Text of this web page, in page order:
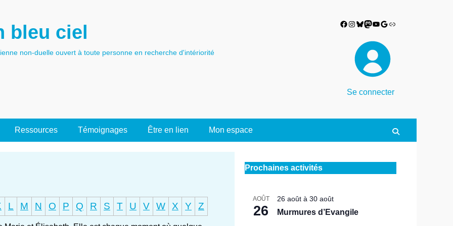
bleu ciel
non-duelle ouvert à toute personne en recherche d'intériorité
Facebook
Instagram
Bluesky
Mastodon
YouTube
Google
Lien
Se connecter
Ressources Témoignages Être en lien Mon espace
L M N O P Q R S T U V W X Y Z
Prochaines activités
AOÛT
26
26 août à 30 août
Murmures d’Evangile